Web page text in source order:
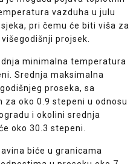
vazduha u julu
pri čemu će biti viša za
projsek.
minimalna temperatura
Srednja maksimalna
proseka, sa
oko 0.9 stepeni u odnosu
i okolini srednja
oko 30.3 stepeni.
biće u granicama